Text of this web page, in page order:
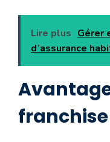
Lire plus Gérer
d’assurance